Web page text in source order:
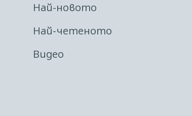
Най-новото
Най-четеното
Видео